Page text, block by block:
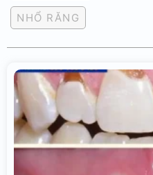
NHỔ RĂNG